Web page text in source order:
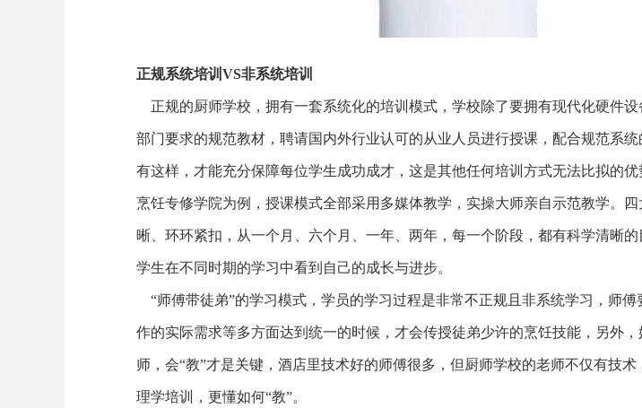
正规系统培训VS非系统培训
正规的厨师学校，拥有一套系统化的培训模式，学校除了要拥有现代化硬件设
部门要求的规范教材，聘请国内外行业认可的从业人员进行授课，配合规范系统
有这样，才能充分保障每位学生成功成才，这是其他任何培训方式无法比拟的
烹饪专修学院为例，授课模式全部采用多媒体教学，实操大师亲自示范教学。
晰、环环紧扣，从一个月、六个月、一年、两年，每一个阶段，都有科学清晰
学生在不同时期的学习中看到自己的成长与进步。
“师傅带徒弟”的学习模式，学员的学习过程是非常不正规且非系统学习，师傅
作的实际需求等多方面达到统一的时候，才会传授徒弟少许的烹饪技能，另外
师，会“教”才是关键，酒店里技术好的师傅很多，但厨师学校的老师不仅有技
理学培训，更懂如何“教”。